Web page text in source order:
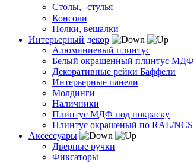
Столы, стулья
Консоли
Полки, вешалки
Интерьерный декор
Алюминиевый плинтус
Белый окрашенный плинтус МДФ
Декоративные рейки Баффели
Интерьерные панели
Молдинги
Наличники
Плинтус МДФ под покраску
Плинтус окрашеный по RAL/NCS
Аксессуары
Дверные ручки
Фиксаторы